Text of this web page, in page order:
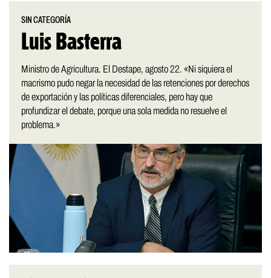
SIN CATEGORÍA
Luis Basterra
Ministro de Agricultura. El Destape, agosto 22. «Ni siquiera el
macrismo pudo negar la necesidad de las retenciones por derechos
de exportación y las políticas diferenciales, pero hay que
profundizar el debate, porque una sola medida no resuelve el
problema.»